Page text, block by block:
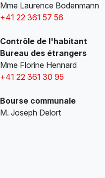
Mme Laurence Bodenmann
+41 22 361 57 56
Contrôle de l'habitant
Bureau des étrangers
Mme Florine Hennard
+41 22 361 30 95
Bourse communale
M. Joseph Delort